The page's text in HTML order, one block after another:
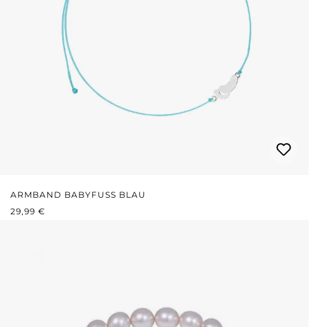
ARMBAND BABYFUSS BLAU
REGULÄRER PREIS:
29,99 €